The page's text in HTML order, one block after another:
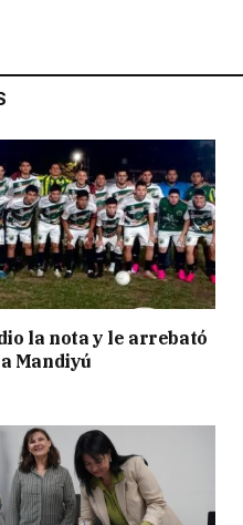
la nota y le arrebató
Mandiyú